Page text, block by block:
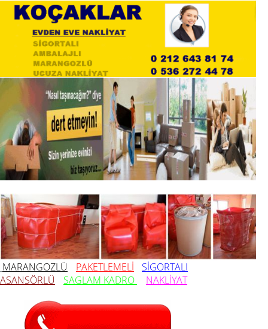
MARANGOZLÜ PAKETLEMELİ
SİGORTALI
ASANSÖRLÜ
SAGLAM KADRO NAKLİYAT